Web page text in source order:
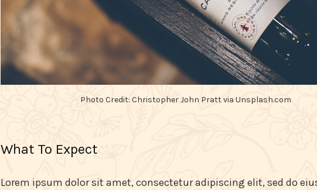
Photo Credit: Christopher John Pratt via Unsplash.com
What To Expect
Lorem ipsum dolor sit amet, consectetur adipiscing elit, sed do